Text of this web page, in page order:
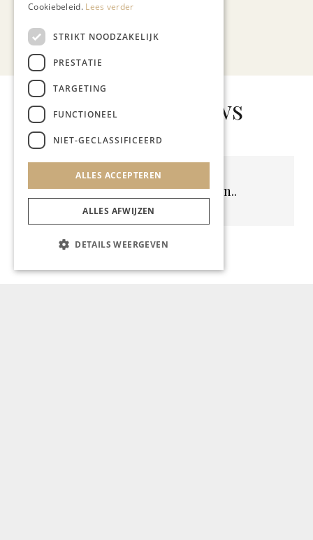
Bekijk alle artikelen
Gerelateerd nieuws
Geen resultaten gevonden..
Cookiebeleid. Lees verder
STRIKT NOODZAKELIJK
PRESTATIE
TARGETING
FUNCTIONEEL
NIET-GECLASSIFICEERD
ALLES ACCEPTEREN
ALLES AFWIJZEN
DETAILS WEERGEVEN